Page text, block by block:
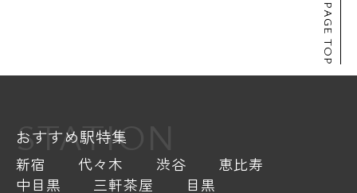
PAGE TOP
STATION
おすすめ駅特集
新宿 代々木 渋谷
恵比寿
中目黒
三軒茶屋
目黒